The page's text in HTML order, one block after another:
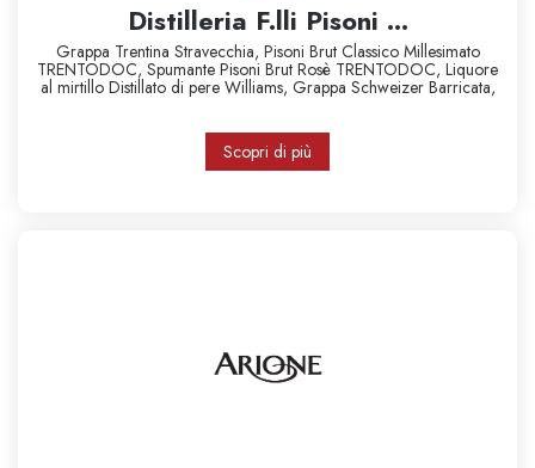
Distilleria F.lli Pisoni ...
Grappa Trentina Stravecchia, Pisoni Brut Classico Millesimato
TRENTODOC, Spumante Pisoni Brut Rosè TRENTODOC, Liquore
al mirtillo Distillato di pere Williams, Grappa Schweizer Barricata,
Scopri di più